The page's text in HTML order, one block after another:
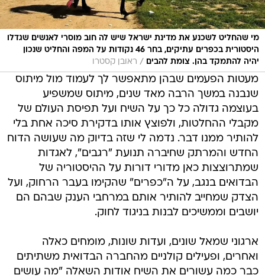
מי שהחליט לשכנע את מדינת ישראל שיש לה חוב מוסרי לאנשים שגדלו
היסטורית בכפרים עתיקים, בחר 46 נקודות על המפה והחליט שנכון
יהיה להתמקד בהן. צומת להבים
/ ראובן קסטרו
מעטות הפעמים שבהן מתאפשר לך לעמוד מול מיתוס
שנבנה במשך הרבה מאד שנים, מיתוס שמשפיע
בעוצמה גדולה כל כך על השיח ועל תפיסת העולם של
מקבלי ההחלטות, ולפוצץ אותו בדקירת סיכה אחת בלי
להותיר ממנו דבר. נדמה לי שזה בדיוק מה שעושה הדוח
החדש והמרתק שחיברה תנועת "רגבים", לאגדות
שמתרוצצות כאן מדורי דורות על ההיסטוריה של
הבדואים בנגב, על ה"כפרים" שהקימו בעבר הרחוק, ועל
הצדק שמחייב להותיר אותם במרחבי הענק שבהם הם
יושבים וממשיכים לבנות בניגוד לחוק.
ארגוני שמאל שונים, ועדות שונות, מומחים כאלה
ואחרים, ופעילים קולניים מהחברה הבדואית משתיתים
כבר כמה עשורים את השיח אודות השאלה "מה עושים